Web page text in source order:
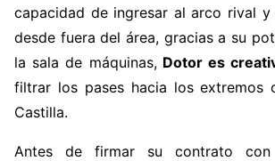
capacidad de ingresar al arco rival
desde fuera del área, gracias a su
la sala de máquinas,Dotor es
filtrar los pases hacia los extremos
Castilla.
Antes de firmar su contrato con